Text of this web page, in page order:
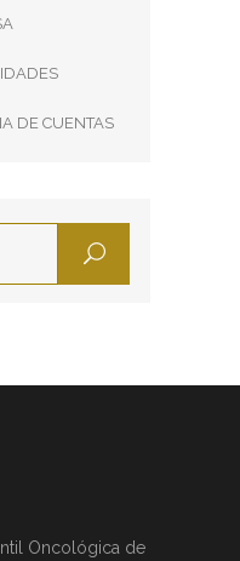
DE CUENTAS
Oncológica de